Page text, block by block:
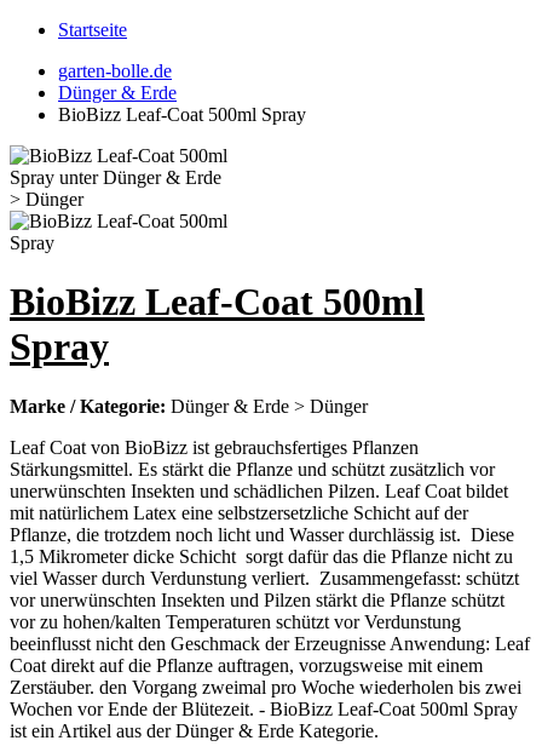
Startseite
garten-bolle.de
Dünger & Erde
BioBizz Leaf-Coat 500ml Spray
BioBizz Leaf-Coat 500ml
Spray
Marke / Kategorie: Dünger & Erde > Dünger
Leaf Coat von BioBizz ist gebrauchsfertiges Pflanzen
Stärkungsmittel. Es stärkt die Pflanze und schützt zusätzlich vor
unerwünschten Insekten und schädlichen Pilzen. Leaf Coat bildet
mit natürlichem Latex eine selbstzersetzliche Schicht auf der
Pflanze, die trotzdem noch licht und Wasser durchlässig ist. Diese
1,5 Mikrometer dicke Schicht sorgt dafür das die Pflanze nicht zu
viel Wasser durch Verdunstung verliert. Zusammengefasst: schützt
vor unerwünschten Insekten und Pilzen stärkt die Pflanze schützt
vor zu hohen/kalten Temperaturen schützt vor Verdunstung
beeinflusst nicht den Geschmack der Erzeugnisse Anwendung: Leaf
Coat direkt auf die Pflanze auftragen, vorzugsweise mit einem
Zerstäuber. den Vorgang zweimal pro Woche wiederholen bis zwei
Wochen vor Ende der Blütezeit. - BioBizz Leaf-Coat 500ml Spray
ist ein Artikel aus der Dünger & Erde Kategorie.